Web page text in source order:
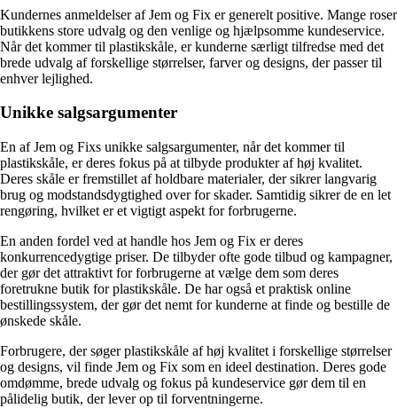
Kundernes anmeldelser af Jem og Fix er generelt positive. Mange roser
butikkens store udvalg og den venlige og hjælpsomme kundeservice.
Når det kommer til plastikskåle, er kunderne særligt tilfredse med det
brede udvalg af forskellige størrelser, farver og designs, der passer til
enhver lejlighed.
Unikke salgsargumenter
En af Jem og Fixs unikke salgsargumenter, når det kommer til
plastikskåle, er deres fokus på at tilbyde produkter af høj kvalitet.
Deres skåle er fremstillet af holdbare materialer, der sikrer langvarig
brug og modstandsdygtighed over for skader. Samtidig sikrer de en let
rengøring, hvilket er et vigtigt aspekt for forbrugerne.
En anden fordel ved at handle hos Jem og Fix er deres
konkurrencedygtige priser. De tilbyder ofte gode tilbud og kampagner,
der gør det attraktivt for forbrugerne at vælge dem som deres
foretrukne butik for plastikskåle. De har også et praktisk online
bestillingssystem, der gør det nemt for kunderne at finde og bestille de
ønskede skåle.
Forbrugere, der søger plastikskåle af høj kvalitet i forskellige størrelser
og designs, vil finde Jem og Fix som en ideel destination. Deres gode
omdømme, brede udvalg og fokus på kundeservice gør dem til en
pålidelig butik, der lever op til forventningerne.